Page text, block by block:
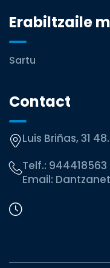
Erabiltzaile
Sartu
Contact
Luis Briñas, 31
Telf.: 944418563
Email: